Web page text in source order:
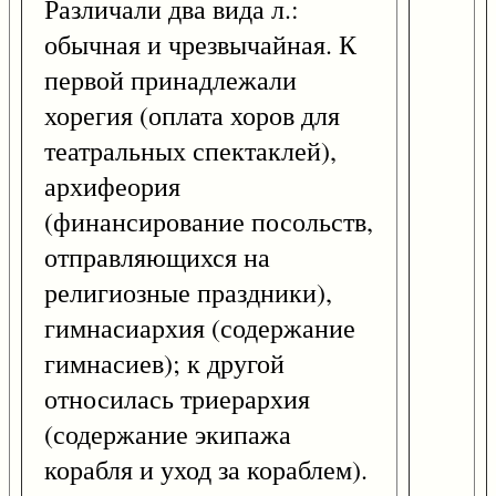
Различали два вида л.:
обычная и чрезвычайная. К
первой принадлежали
хорегия (оплата хоров для
театральных спектаклей),
архифеория
(финансирование посольств,
отправляющихся на
религиозные праздники),
гимнасиархия (содержание
гимнасиев); к другой
относилась триерархия
(содержание экипажа
корабля и уход за кораблем).